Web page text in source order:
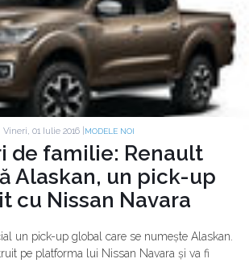
Vineri, 01 Iulie 2016 | MODELE NOI
de familie: Renault
Alaskan, un pick-up
cu Nissan Navara
un pick-up global care se numește Alaskan.
pe platforma lui Nissan Navara și va fi